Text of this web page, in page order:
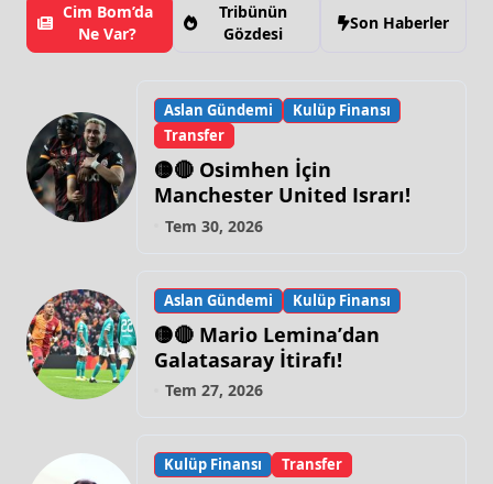
Cim Bom’da
Ne Var?
Tribünün
Gözdesi
Son Haberler
Aslan Gündemi
Kulüp Finansı
Transfer
🟡🔴 Osimhen İçin
Manchester United Israrı!
Tem 30, 2026
Aslan Gündemi Kulüp Finansı
🟡🔴 Mario Lemina’dan
Galatasaray İtirafı!
Tem 27, 2026
Kulüp Finansı Transfer